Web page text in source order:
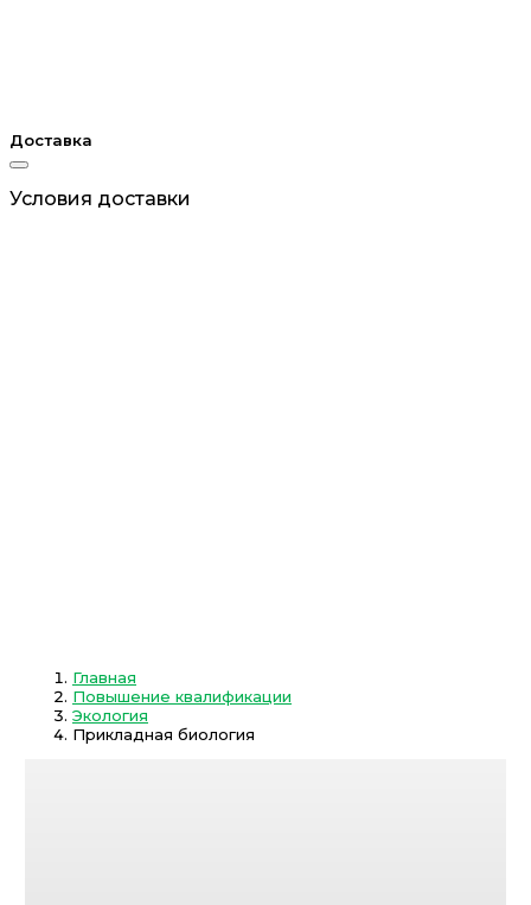
Доставка
Условия доставки
Главная
Повышение квалификации
Экология
Прикладная биология